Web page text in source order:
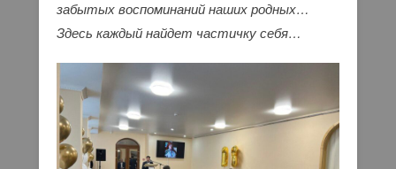
забытых воспоминаний наших родных…
Здесь каждый найдет частичку себя…